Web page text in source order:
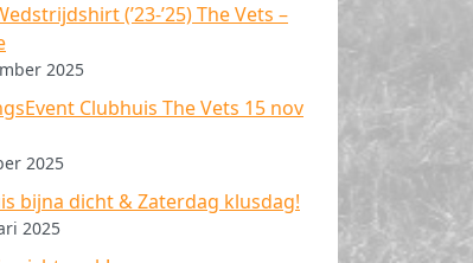
(’23-’25) The Vets –
2025
Clubhuis The Vets 15 nov
2025
bijna dicht & Zaterdag klusdag!
2025